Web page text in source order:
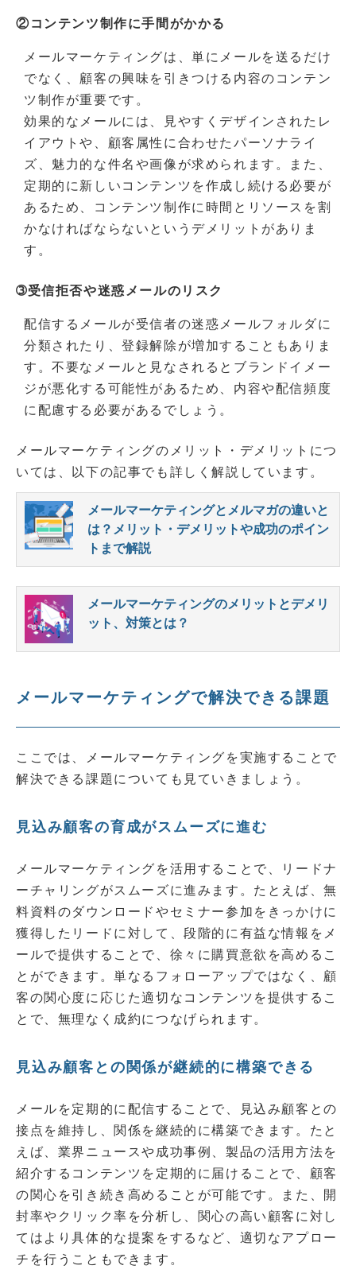
②コンテンツ制作に手間がかかる
メールマーケティングは、単にメールを送るだけ
でなく、顧客の興味を引きつける内容のコンテン
ツ制作が重要です。
効果的なメールには、見やすくデザインされたレ
イアウトや、顧客属性に合わせたパーソナライ
ズ、魅力的な件名や画像が求められます。また、
定期的に新しいコンテンツを作成し続ける必要が
あるため、コンテンツ制作に時間とリソースを割
かなければならないというデメリットがありま
す。
➂受信拒否や迷惑メールのリスク
配信するメールが受信者の迷惑メールフォルダに
分類されたり、登録解除が増加することもありま
す。不要なメールと見なされるとブランドイメー
ジが悪化する可能性があるため、内容や配信頻度
に配慮する必要があるでしょう。
メールマーケティングのメリット・デメリットにつ
いては、以下の記事でも詳しく解説しています。
メールマーケティングとメルマガの違いと
は？メリット・デメリットや成功のポイン
トまで解説
メールマーケティングのメリットとデメリ
ット、対策とは？
メールマーケティングで解決できる課題
ここでは、メールマーケティングを実施することで
解決できる課題についても見ていきましょう。
見込み顧客の育成がスムーズに進む
メールマーケティングを活用することで、リードナ
ーチャリングがスムーズに進みます。たとえば、無
料資料のダウンロードやセミナー参加をきっかけに
獲得したリードに対して、段階的に有益な情報をメ
ールで提供することで、徐々に購買意欲を高めるこ
とができます。単なるフォローアップではなく、顧
客の関心度に応じた適切なコンテンツを提供するこ
とで、無理なく成約につなげられます。
見込み顧客との関係が継続的に構築できる
メールを定期的に配信することで、見込み顧客との
接点を維持し、関係を継続的に構築できます。たと
えば、業界ニュースや成功事例、製品の活用方法を
紹介するコンテンツを定期的に届けることで、顧客
の関心を引き続き高めることが可能です。また、開
封率やクリック率を分析し、関心の高い顧客に対し
てはより具体的な提案をするなど、適切なアプロー
チを行うこともできます。